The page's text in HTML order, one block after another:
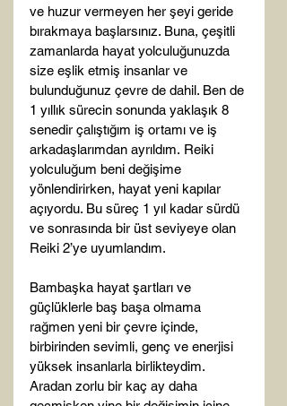
ve huzur vermeyen her şeyi geride
bırakmaya başlarsınız. Buna, çeşitli
zamanlarda hayat yolculuğunuzda
size eşlik etmiş insanlar ve
bulunduğunuz çevre de dahil. Ben de
1 yıllık sürecin sonunda yaklaşık 8
senedir çalıştığım iş ortamı ve iş
arkadaşlarımdan ayrıldım. Reiki
yolculuğum beni değişime
yönlendirirken, hayat yeni kapılar
açıyordu. Bu süreç 1 yıl kadar sürdü
ve sonrasında bir üst seviyeye olan
Reiki 2’ye uyumlandım.
Bambaşka hayat şartları ve
güçlüklerle baş başa olmama
rağmen yeni bir çevre içinde,
birbirinden sevimli, genç ve enerjisi
yüksek insanlarla birlikteydim.
Aradan zorlu bir kaç ay daha